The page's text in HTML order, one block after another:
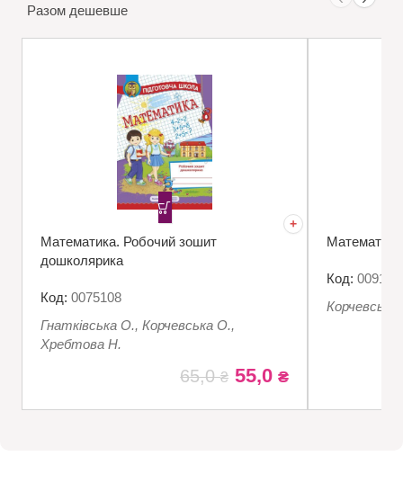
Разом дешевше
Математика. Робочий зошит
дошколярика
Код: 0075108
Гнатківська О., Корчевська О.,
Хребтова Н.
65,0₴ 55,0₴
Код: